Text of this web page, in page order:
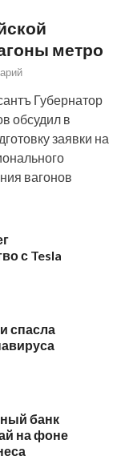
метро
Губернатор
обсудил в
заявки на
вагонов
с Tesla
спасла
банк
на фоне